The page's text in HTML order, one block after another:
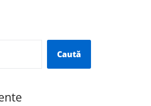
Caută